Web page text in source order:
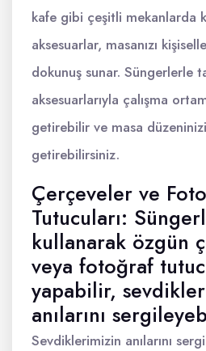
kafe gibi çeşitli mekanlarda
aksesuarlar, masanızı
dokunuş sunar. Süngerlerle
aksesuarlarıyla çalışma
getirebilir ve masa
getirebilirsiniz.
Çerçeveler ve
Tutucuları:
kullanarak özgün
veya fotoğraf
yapabilir,
anılarını
Sevdiklerimizin anılarını